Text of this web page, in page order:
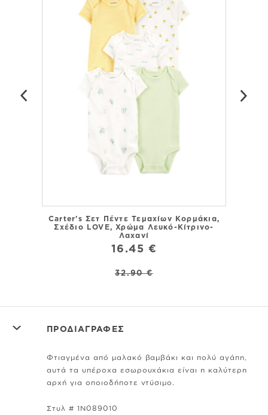
Carter's Σετ Πέντε Τεμαχίων Κορμάκια,
Σχέδιο LOVE, Χρώμα Λευκό-Κίτρινο-
Λαχανί
16.45 €
32.90 €
ΠΡΟΔΙΑΓΡΑΦΕΣ
Φτιαγμένα από μαλακό βαμβάκι και πολύ αγάπη,
αυτά τα υπέροχα εσωρουχάκια είναι η καλύτερη
αρχή για οποιοδήποτε ντύσιμο.
Στυλ # 1N089010